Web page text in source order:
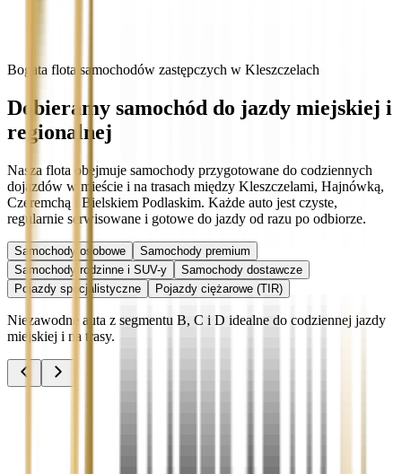
Bogata flota samochodów zastępczych w Kleszczelach
Dobieramy samochód do jazdy miejskiej i
regionalnej
Nasza flota obejmuje samochody przygotowane do codziennych
dojazdów w mieście i na trasach między Kleszczelami, Hajnówką,
Czeremchą i Bielskiem Podlaskim. Każde auto jest czyste,
regularnie serwisowane i gotowe do jazdy od razu po odbiorze.
Samochody osobowe
Samochody premium
Samochody rodzinne i SUV-y
Samochody dostawcze
Pojazdy specjalistyczne
Pojazdy ciężarowe (TIR)
Niezawodne auta z segmentu B, C i D idealne do codziennej jazdy
miejskiej i na trasy.